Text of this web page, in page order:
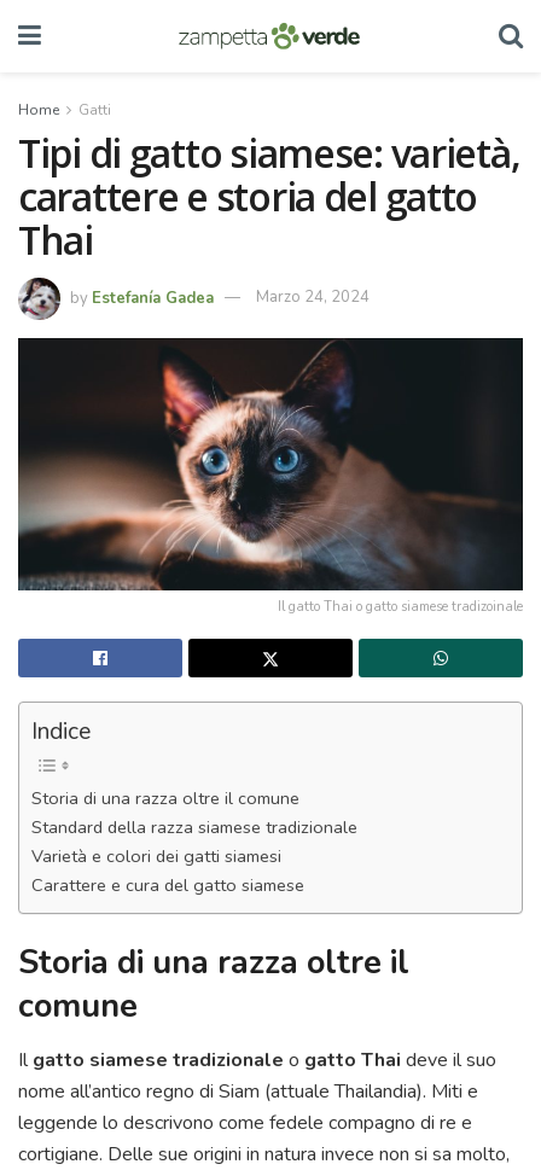
Home Gatti
Tipi di gatto siamese: varietà,
carattere e storia del gatto
Thai
by Estefanía Gadea Marzo 24, 2024
Il gatto Thai o gatto siamese tradizoinale
Indice
Storia di una razza oltre il comune
Standard della razza siamese tradizionale
Varietà e colori dei gatti siamesi
Carattere e cura del gatto siamese
Storia di una razza oltre il
comune
Ilgatto siamese tradizionale o gatto Thai deve il suo
nome all’antico regno di Siam (attuale Thailandia). Miti e
leggende lo descrivono come fedele compagno di re e
cortigiane. Delle sue origini in natura invece non si sa molto,